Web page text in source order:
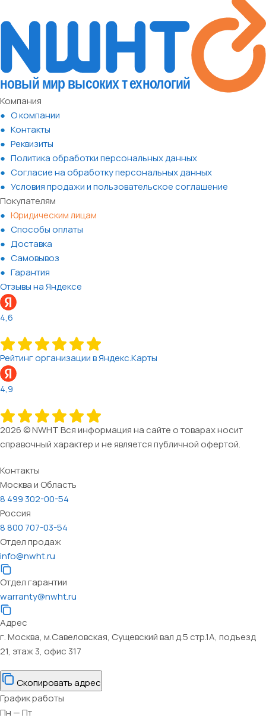
Компания
О компании
Контакты
Реквизиты
Политика обработки персональных данных
Согласие на обработку персональных данных
Условия продажи и пользовательское соглашение
Покупателям
Юридическим лицам
Способы оплаты
Доставка
Самовывоз
Гарантия
Отзывы на Яндексе
4,6
Рейтинг организации в Яндекс.Карты
4,9
2026 © NWHT Вся информация на сайте о товарах носит
справочный характер и не является публичной офертой.
Контакты
Москва и Область
8 499 302-00-54
Россия
8 800 707-03-54
Отдел продаж
info@nwht.ru
Отдел гарантии
warranty@nwht.ru
Адрес
г. Москва, м.Савеловская, Сущевский вал д.5 стр.1А, подъезд
21, этаж 3, офис 317
Скопировать адрес
График работы
Пн — Пт